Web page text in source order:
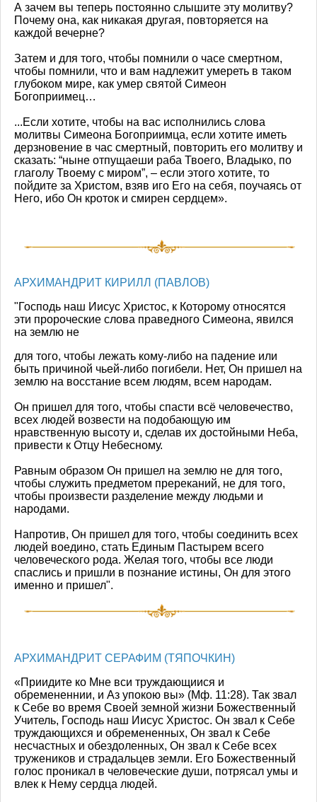
А зачем вы теперь постоянно слышите эту молитву?
Почему она, как никакая другая, повторяется на
каждой вечерне?
Затем и для того, чтобы помнили о часе смертном,
чтобы помнили, что и вам надлежит умереть в таком
глубоком мире, как умер святой Симеон
Богоприимец…
...Если хотите, чтобы на вас исполнились слова
молитвы Симеона Богоприимца, если хотите иметь
дерзновение в час смертный, повторить его молитву и
сказать: “ныне отпущаеши раба Твоего, Владыко, по
глаголу Твоему с миром”, – если этого хотите, то
пойдите за Христом, взяв иго Его на себя, поучаясь от
Него, ибо Он кроток и смирен сердцем».
АРХИМАНДРИТ КИРИЛЛ (ПАВЛОВ)
"Господь наш Иисус Христос, к Которому относятся
эти пророческие слова праведного Симеона, явился
на землю не
для того, чтобы лежать кому-либо на падение или
быть причиной чьей-либо погибели. Нет, Он пришел на
землю на восстание всем людям, всем народам.
Он пришел для того, чтобы спасти всё человечество,
всех людей возвести на подобающую им
нравственную высоту и, сделав их достойными Неба,
привести к Отцу Небесному.
Равным образом Он пришел на землю не для того,
чтобы служить предметом пререканий, не для того,
чтобы произвести разделение между людьми и
народами.
Напротив, Он пришел для того, чтобы соединить всех
людей воедино, стать Единым Пастырем всего
человеческого рода. Желая того, чтобы все люди
спаслись и пришли в познание истины, Он для этого
именно и пришел".
АРХИМАНДРИТ СЕРАФИМ (ТЯПОЧКИН)
«Приидите ко Мне вси труждающиися и
обремененнии, и Аз упокою вы» (Мф. 11:28). Так звал
к Себе во время Своей земной жизни Божественный
Учитель, Господь наш Иисус Христос. Он звал к Себе
труждающихся и обремененных, Он звал к Себе
несчастных и обездоленных, Он звал к Себе всех
тружеников и страдальцев земли. Его Божественный
голос проникал в человеческие души, потрясал умы и
влек к Нему сердца людей.